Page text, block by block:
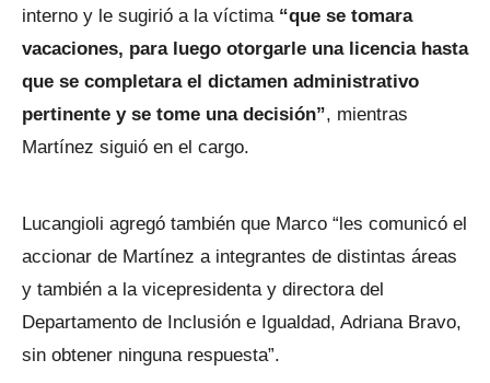
interno y le sugirió a la víctima“que se tomara
vacaciones, para luego otorgarle una licencia hasta
que se completara el dictamen administrativo
pertinente y se tome una decisión”, mientras
Martínez siguió en el cargo.
Lucangioli agregó también que Marco “les comunicó el
accionar de Martínez a integrantes de distintas áreas
y también a la vicepresidenta y directora del
Departamento de Inclusión e Igualdad, Adriana Bravo,
sin obtener ninguna respuesta”.